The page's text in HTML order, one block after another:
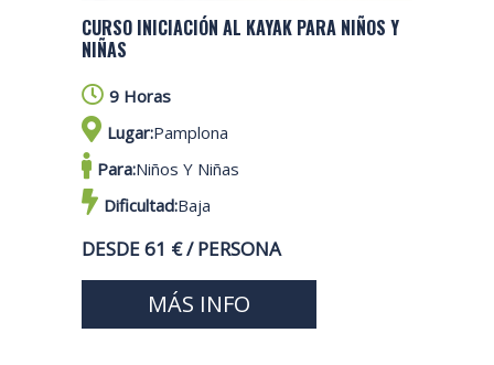
CURSO INICIACIÓN AL KAYAK PARA NIÑOS Y
NIÑAS
9 Horas
Lugar:Pamplona
Para:Niños Y Niñas
Dificultad:Baja
DESDE 61 € / PERSONA
MÁS INFO